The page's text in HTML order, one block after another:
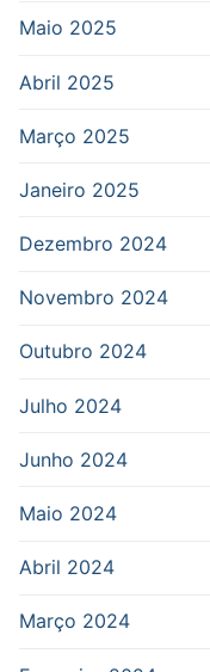
Maio 2025
Abril 2025
Março 2025
Janeiro 2025
Dezembro 2024
Novembro 2024
Outubro 2024
Julho 2024
Junho 2024
Maio 2024
Abril 2024
Março 2024